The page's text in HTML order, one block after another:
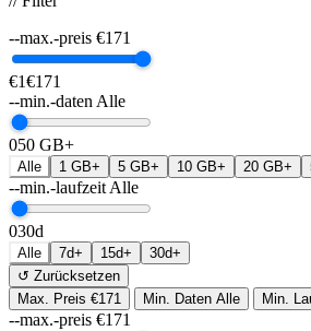
--max.-preis €171
€1€171
--min.-daten Alle
050 GB+
Alle 1 GB+ 5 GB+ 10 GB+ 20 GB+
--min.-laufzeit Alle
030d
Alle 7d+ 15d+
30d+
↺ Zurücksetzen
Max. Preis €171 Min. Daten Alle Min.
--max.-preis €171